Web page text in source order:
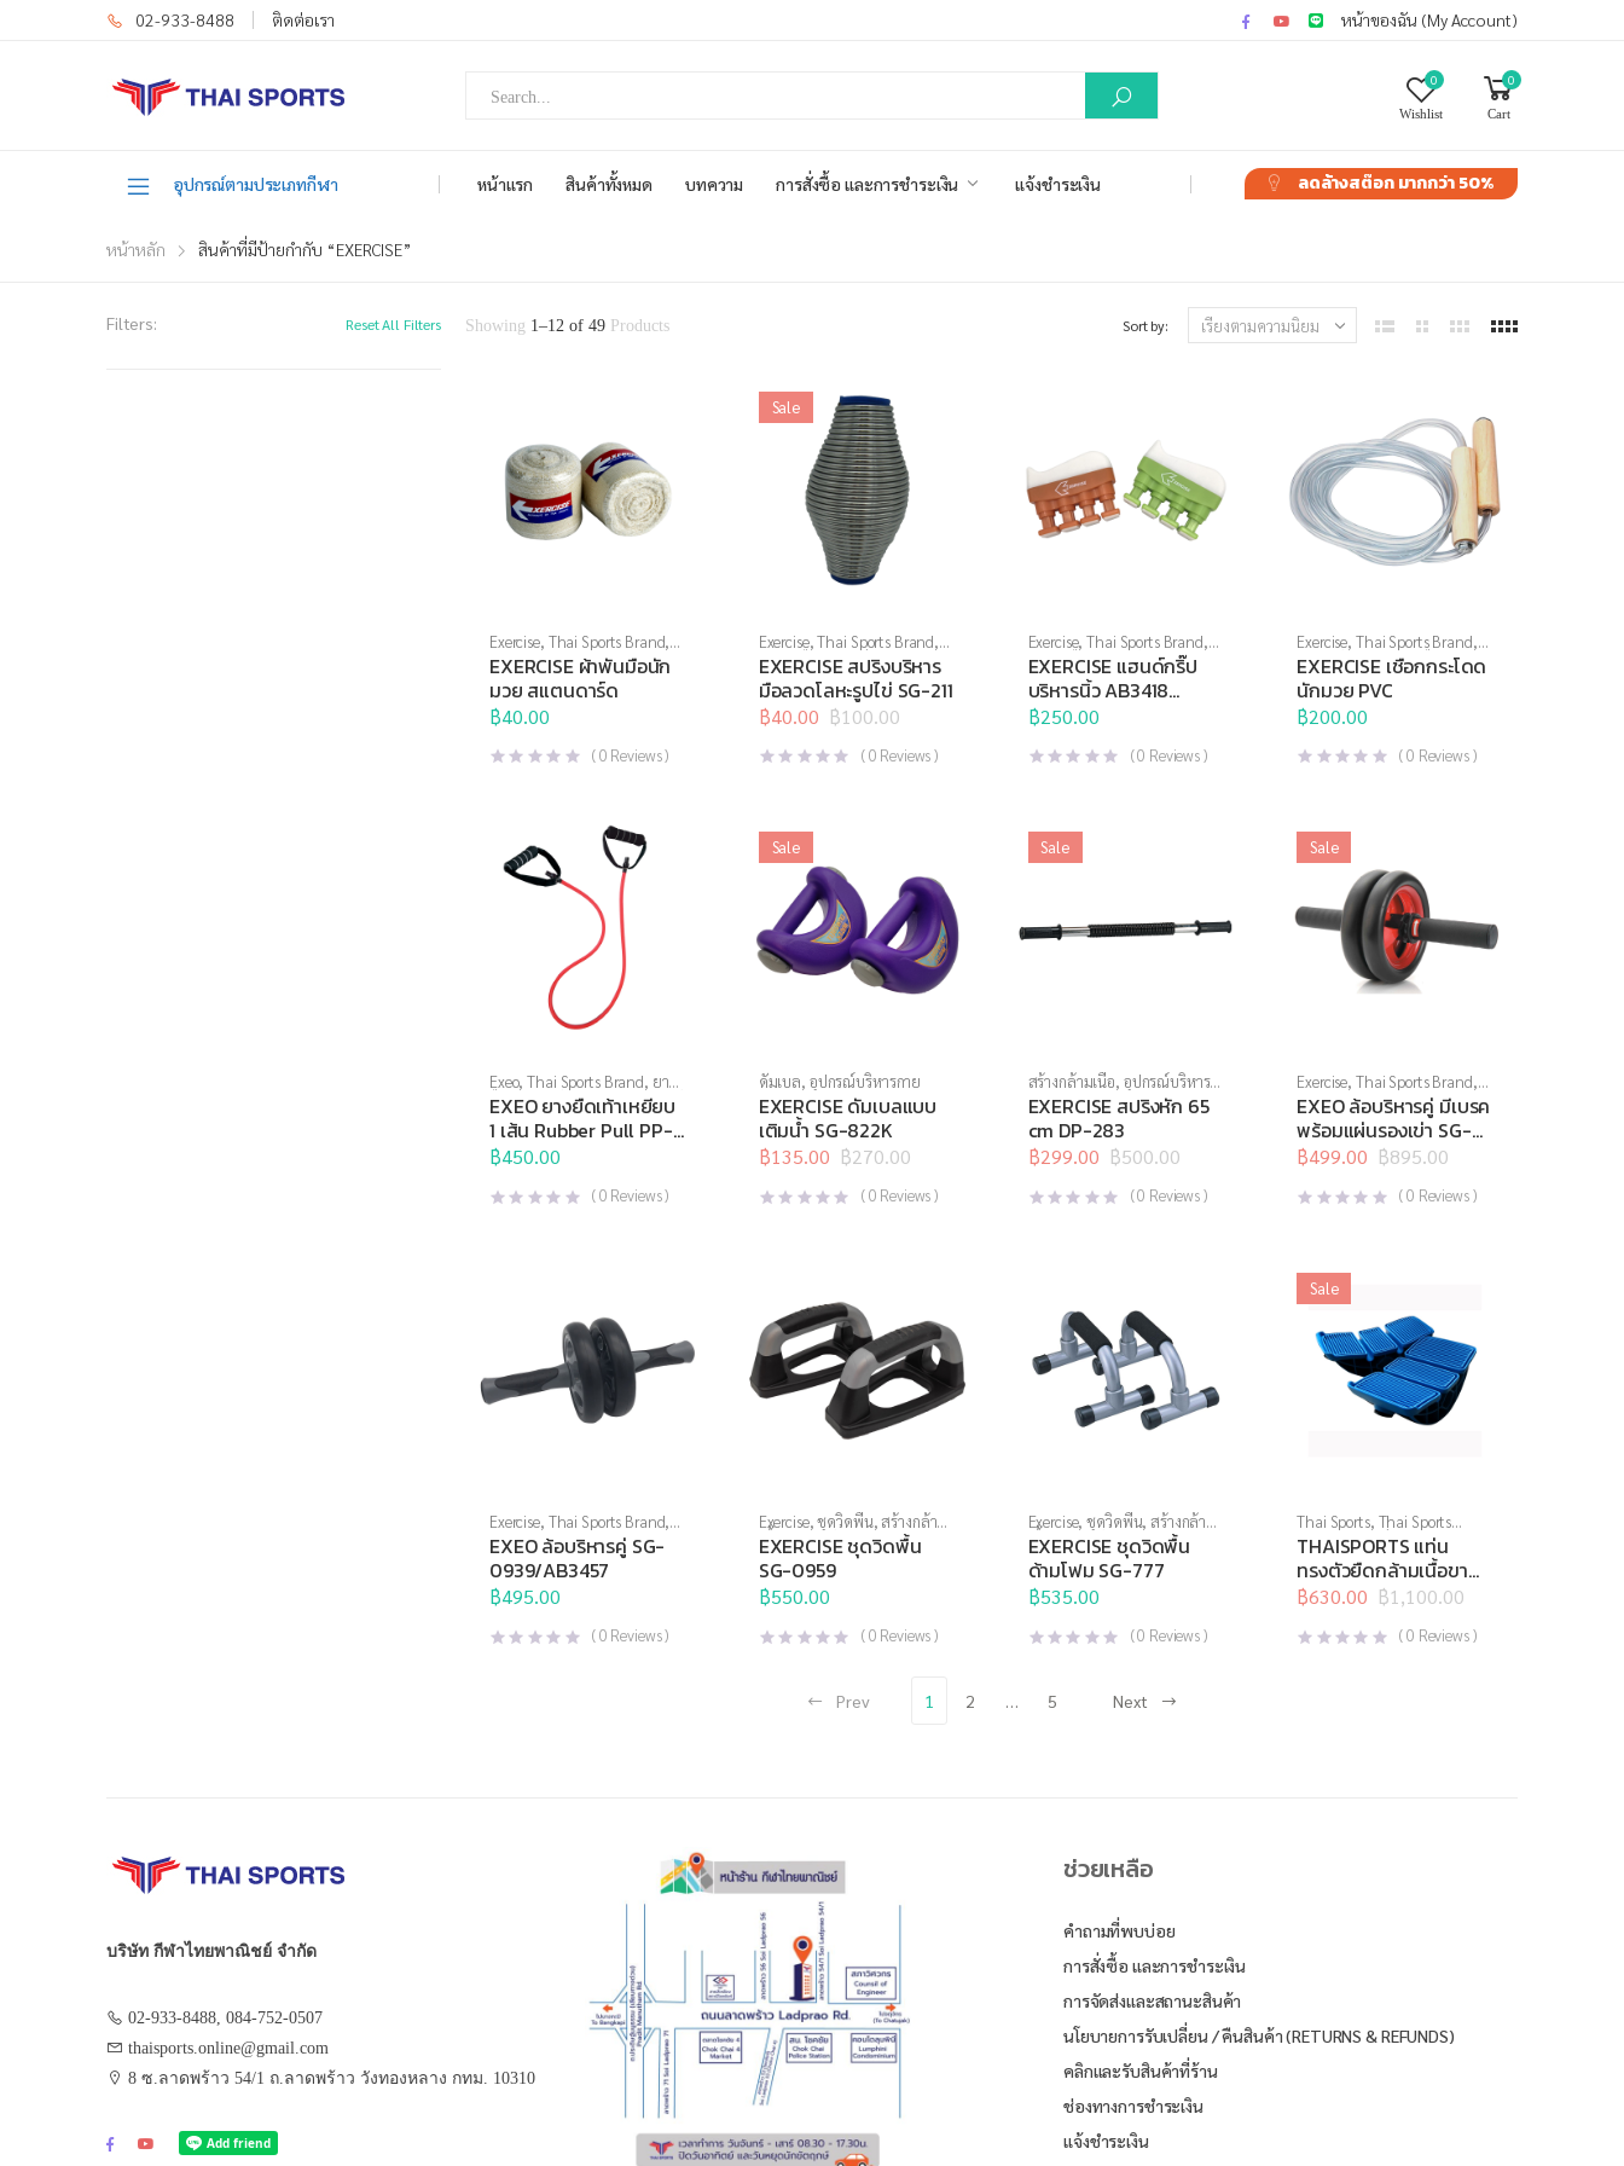
02-933-8488 ติดต่อเรา หน้าของฉัน (My Account)
0
Wishlist
0
Cart
อุปกรณ์ตามประเภทกีฬา หน้าแรก สินค้าทั้งหมด บทความ การสั่งซื้อ และการชำระเงิน แจ้งชำระเงิน ลดล้างสต๊อกมากกว่า 50%
หน้าหลัก สินค้าที่มีป้ายกำกับ “EXERCISE”
Filters: Reset All Filters Showing 1–12 of 49 Products Sort by:
Exercise, Thai Sports Brand,
ชกมวย,ศิลปะการต่อสู้ป้องกัน
ตัว
EXERCISE ผ้าพันมือนัก
มวย สแตนดาร์ด
฿40.00
(0 Reviews )
Sale
Exercise,Thai Sports Brand,
บริหารมือ,สินค้าล็อตสุดท้าย,
อุปกรณ์บริหารกาย,อุปกรณ์เพื่อ
สุขภาพ
EXERCISE สปริงบริหาร
มือลวดโลหะรูปไข่ SG-211
฿100.00
Original
price
was:
฿40.00
Current
price
is:
(0 Reviews )
Exercise,Thai Sports Brand,
บริหารมือ,อุปกรณ์บริหารกาย
อุปกรณ์สุขภาพเพื่อผู้สูงวัย
EXERCISE แฮนด์กริ๊ป
บริหารนิ้ว AB3418
5ปอนด์
฿250.00
(0 Reviews )
Exercise, Thai Sports Brand,
อุปกรณ์บริหารกาย,เชือก
กระโดด
EXERCISE เชือกกระโดด
นักมวย PVC
฿200.00
(0 Reviews )
Exeo,Thai Sports Brand, ยาง
ยืด,อุปกรณ์บริหารกาย, อุปกรณ์
ยืดเหยียด,อุปกรณ์เพื่อสุขภาพ
EXEO ยางยืดเท้าเหยียบ
1 เส้น Rubber Pull PP-
0994
฿450.00
(0 Reviews )
Sale
ดัมเบล, อุปกรณ์บริหารกาย
EXERCISE ดัมเบลแบบ
เติมน้ำ SG-822K
฿270.00
Original
was:
฿135.00
Current
is:
(0 Reviews )
Sale
สร้างกล้ามเนื้อ, อุปกรณ์บริหาร
กาย
EXERCISE สปริงหัก 65
cm DP-283
฿500.00
Original
was:
฿299.00
Current
is:
(0 Reviews )
Sale
Exercise, Thai Sports Brand,
บริหารแกนกลางลำตัว, ล้อ
บริหาร, สินค้าล็อตสุดท้าย,
อุปกรณ์บริหารกาย
EXEO ล้อบริหารคู่ มีเบรค
พร้อมแผ่นรองเข่า SG-
1239
฿895.00
Original
was:
฿499.00
Current
is:
(0 Reviews )
Exercise, Thai Sports Brand,
บริหารแกนกลางลำตัว, ล้อ
บริหาร, อุปกรณ์บริหารกาย
EXEO ล้อบริหารคู่ SG-
0939/AB3457
฿495.00
(0 Reviews )
Exercise,ชุดวิดพื้น,สร้างกล้าม
เนื้อ,อุปกรณ์บริหารกาย
EXERCISE ชุดวิดพื้น
SG-0959
฿550.00
(0 Reviews )
Exercise,ชุดวิดพื้น,สร้างกล้าม
เนื้อ,อุปกรณ์บริหารกาย
EXERCISE ชุดวิดพื้น
ด้ามโฟม SG-777
฿535.00
(0 Reviews )
Sale
Thai Sports, Thai Sports
Brand,สินค้าล็อตสุดท้าย
อุปกรณ์คลายกล้ามเนื้อ,อุปกรณ์
บริหารกาย,อุปกรณ์ยืดเหยียด,
อุปกรณ์เพื่อสุขภาพ
THAISPORTS แท่น
ทรงตัวยืดกล้ามเนื้อขา
Foot Stretch SG-1217
฿1,100.00
Original
price
was:
฿630.00
Current
price
is:
(0 Reviews )
Prev 1 2 … 5 Next
บริษัท กีฬาไทยพาณิชย์ จำกัด
02-933-8488, 084-752-0507
thaisports.online@gmail.com
8 ซ.ลาดพร้าว 54/1 ถ.ลาดพร้าว วังทองหลาง กทม. 10310
ช่วยเหลือ
คำถามที่พบบ่อย
การสั่งซื้อ และการชำระเงิน
การจัดส่งและสถานะสินค้า
นโยบายการรับเปลี่ยน / คืนสินค้า (RETURNS & REFUNDS)
คลิกและรับสินค้าที่ร้าน
ช่องทางการชำระเงิน
แจ้งชำระเงิน